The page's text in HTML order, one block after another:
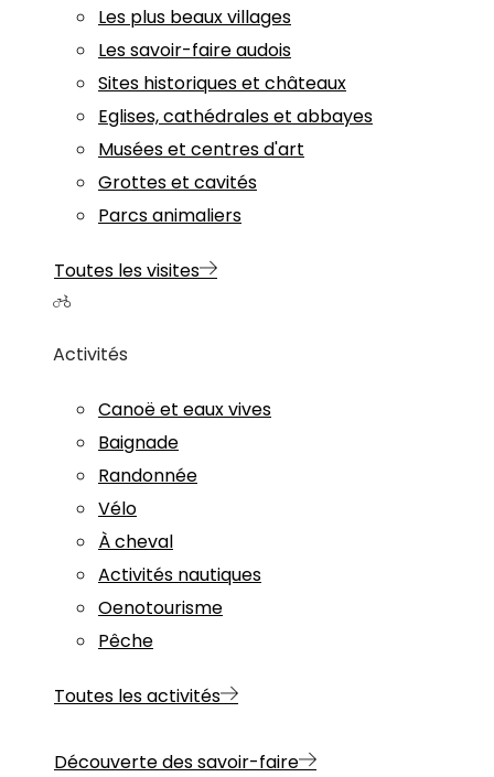
Les plus beaux villages
Les savoir-faire audois
Sites historiques et châteaux
Eglises, cathédrales et abbayes
Musées et centres d'art
Grottes et cavités
Parcs animaliers
Toutes les visites
Activités
Canoë et eaux vives
Baignade
Randonnée
Vélo
À cheval
Activités nautiques
Oenotourisme
Pêche
Toutes les activités
Découverte des savoir-faire